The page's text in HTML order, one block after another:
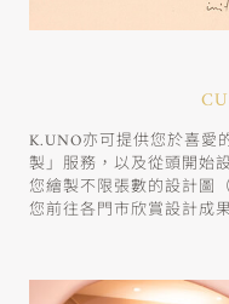
K.UNO亦可提供您於喜愛
製」服務，以及從頭開始
您繪製不限張數的設計圖
您前往各門市欣賞設計成